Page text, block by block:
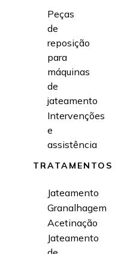
Peças
de
reposição
para
máquinas
de
jateamento
Intervenções
e
assistência
TRATAMENTOS
Jateamento
Granalhagem
Acetinação
Jateamento